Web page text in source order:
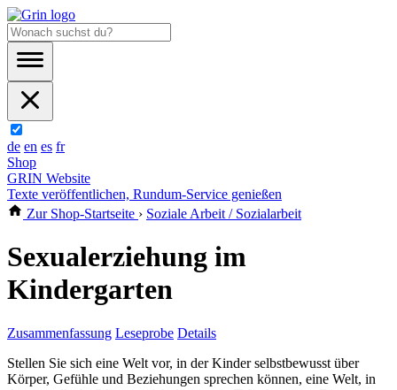
de en es fr
Shop
GRIN Website
Texte veröffentlichen, Rundum-Service genießen
Zur Shop-Startseite › Soziale Arbeit / Sozialarbeit
Sexualerziehung im
Kindergarten
Zusammenfassung Leseprobe Details
Stellen Sie sich eine Welt vor, in der Kinder selbstbewusst über
Körper, Gefühle und Beziehungen sprechen können, eine Welt, in